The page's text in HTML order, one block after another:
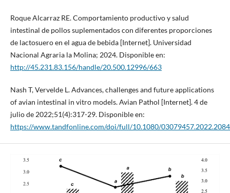
Roque Alcarraz RE. Comportamiento productivo y salud
intestinal de pollos suplementados con diferentes proporciones
de lactosuero en el agua de bebida [Internet]. Universidad
Nacional Agraria la Molina; 2024. Disponible en:
http://45.231.83.156/handle/20.500.12996/663
Nash T, Vervelde L. Advances, challenges and future applications
of avian intestinal in vitro models. Avian Pathol [Internet]. 4 de
julio de 2022;51(4):317-29. Disponible en:
https://www.tandfonline.com/doi/full/10.1080/